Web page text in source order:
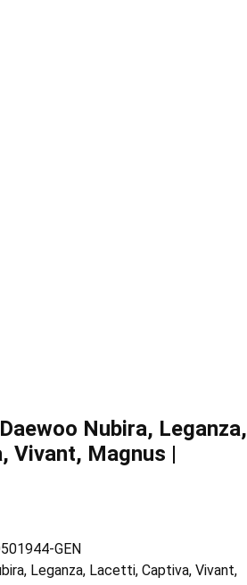
Nubira, Leganza,
Vivant, Magnus |
GEN
Leganza, Lacetti, Captiva, Vivant,